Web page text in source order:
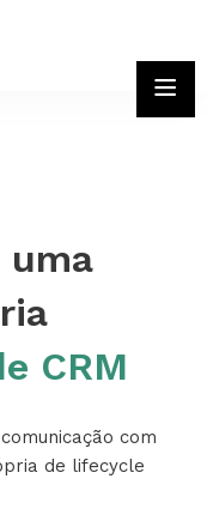
uma
CRM
com
de lifecycle